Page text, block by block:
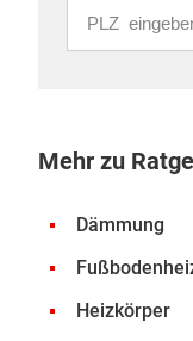
Mehr zu
Dämmung
Heizkörper